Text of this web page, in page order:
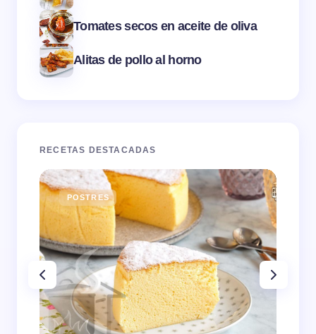
Tomates secos en aceite de oliva
Alitas de pollo al horno
RECETAS DESTACADAS
POSTRES